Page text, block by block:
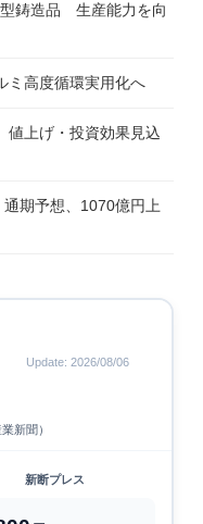
鋳造品 生産能力を向
高度循環実用化へ
上げ・投資効果見込
期予想、1070億円上
Update: 2026/08/06
新聞）
新断プレス